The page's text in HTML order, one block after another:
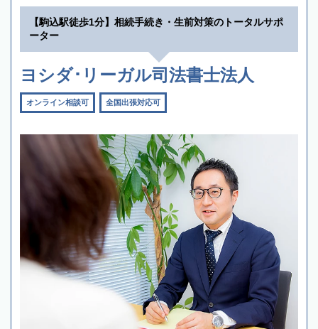
【駒込駅徒歩1分】相続手続き・生前対策のトータルサポ
ーター
ヨシダ･リーガル司法書士法人
オンライン相談可 全国出張対応可